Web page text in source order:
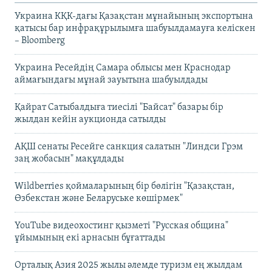
Украина КҚК-дағы Қазақстан мұнайының экспортына
қатысы бар инфрақұрылымға шабуылдамауға келіскен
– Bloomberg
Украина Ресейдің Самара облысы мен Краснодар
аймағындағы мұнай зауытына шабуылдады
Қайрат Сатыбалдыға тиесілі "Байсат" базары бір
жылдан кейін аукционда сатылды
АҚШ сенаты Ресейге санкция салатын "Линдси Грэм
заң жобасын" мақұлдады
Wildberries қоймаларының бір бөлігін "Қазақстан,
Өзбекстан және Беларуське көшірмек"
YouTube видеохостинг қызметі "Русская община"
ұйымының екі арнасын бұғаттады
Орталық Азия 2025 жылы әлемде туризм ең жылдам